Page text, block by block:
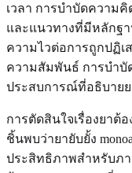
เวลา การบำบัดความ
และแนวทางที่มีหลักฐ
ความไวต่อการถูกปฏิเ
ความสัมพันธ์ การบำ
ประสบการณ์ที่อธิบายย
การตัดสินใจเรื่องยาต้
ชิ้นพบว่ายายับยั้ง
ประสิทธิภาพสำหรับภ